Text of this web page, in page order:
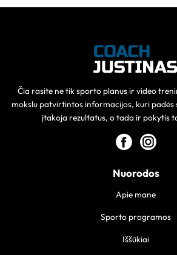
Čia rasite ne tik sporto planus ir video
mokslu patvirtintos informacijos, kuri padės
įtakoja rezultatus, o tada ir pokytis
Nuorodos
Apie mane
Sporto programos
Iššūkiai